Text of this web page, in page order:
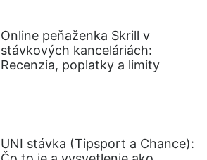
Online peňaženka Skrill v
stávkových kanceláriách:
Recenzia, poplatky a limity
UNI stávka (Tipsport a Chance):